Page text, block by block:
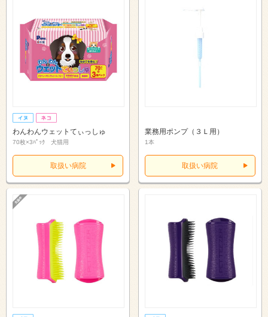
わんわんウェットてぃっしゅ
70枚×3ﾊﾟｯｸ 犬猫用
取扱い病院
業務用ポンプ（３Ｌ用）
1本
取扱い病院